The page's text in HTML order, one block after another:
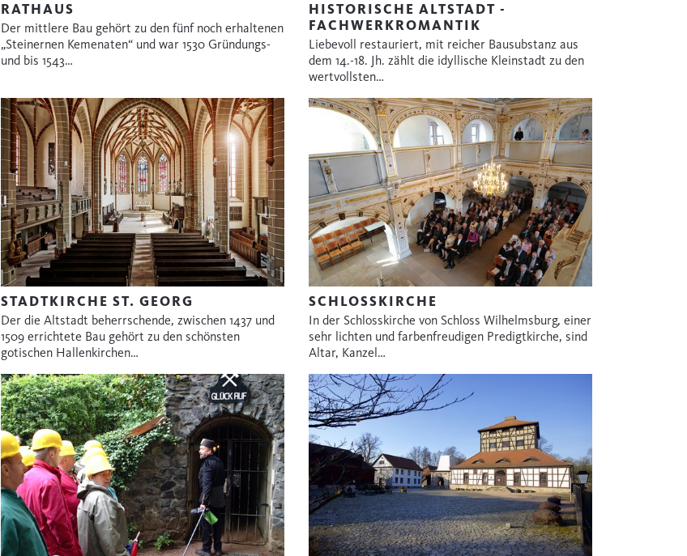
RATHAUS
Der mittlere Bau gehört zu den fünf noch erhaltenen
„Steinernen Kemenaten“ und war 1530 Gründungs-
und bis 1543…
HISTORISCHE ALTSTADT -
FACHWERKROMANTIK
Liebevoll restauriert, mit reicher Bausubstanz aus
dem 14.-18. Jh. zählt die idyllische Kleinstadt zu den
wertvollsten…
STADTKIRCHE ST. GEORG
Der die Altstadt beherrschende, zwischen 1437 und
1509 errichtete Bau gehört zu den schönsten
gotischen Hallenkirchen…
SCHLOSSKIRCHE
In der Schlosskirche von Schloss Wilhelmsburg, einer
sehr lichten und farbenfreudigen Predigtkirche, sind
Altar, Kanzel…